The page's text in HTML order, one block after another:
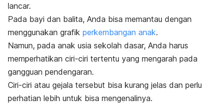
lancar.
Pada bayi dan balita, Anda bisa memantau dengan
menggunakan grafik perkembangan anak.
Namun, pada anak usia sekolah dasar, Anda harus
memperhatikan ciri-ciri tertentu yang mengarah pada
gangguan pendengaran.
Ciri-ciri atau gejala tersebut bisa kurang jelas dan perlu
perhatian lebih untuk bisa mengenalinya.